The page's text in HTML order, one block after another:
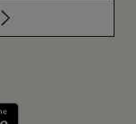
meg: Google